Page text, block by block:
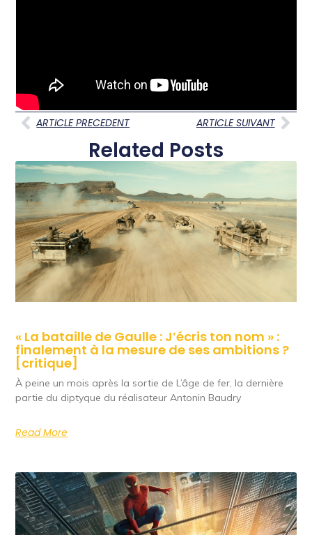
ARTICLE PRECEDENT ARTICLE SUIVANT
Related Posts
« La bataille de Gaulle : J’écris ton nom » :
finalement à la mesure de ses ambitions ?
[critique]
À peine un mois après la sortie de L’âge de fer, la dernière
partie du diptyque du réalisateur Antonin Baudry
Read More